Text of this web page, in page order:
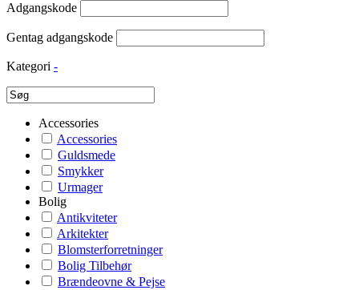
Adgangskode
Gentag adgangskode
Kategori -
Accessories
Accessories
Guldsmede
Smykker
Urmager
Bolig
Antikviteter
Arkitekter
Blomsterforretninger
Bolig Tilbehør
Brændeovne & Pejse